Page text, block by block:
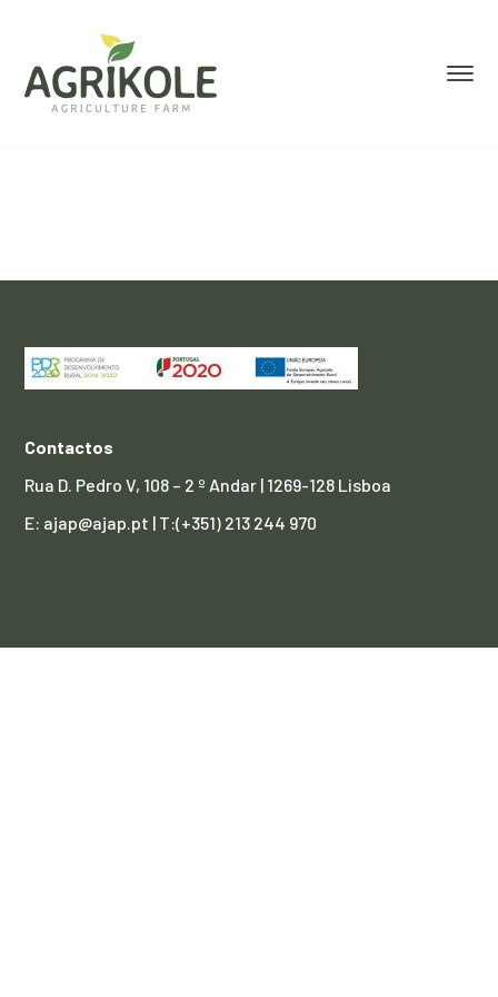
Contactos
Rua D. Pedro V, 108 – 2 º Andar | 1269-128 Lisboa
E: ajap@ajap.pt | T:(+351) 213 244 970